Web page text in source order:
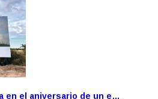
en el aniversario de un e…